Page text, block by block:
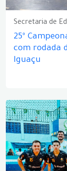
Secretaria de
25º
com rodada
Iguaçu